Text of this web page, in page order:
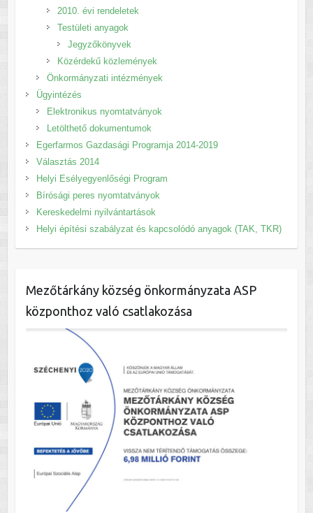
2010. évi rendeletek
Testületi anyagok
Jegyzőkönyvek
Közérdekű közlemények
Önkormányzati intézmények
Ügyintézés
Elektronikus nyomtatványok
Letölthető dokumentumok
Egerfarmos Gazdasági Programja 2014-2019
Választás 2014
Helyi Esélyegyenlőségi Program
Bírósági peres nyomtatványok
Kereskedelmi nyilvántartások
Helyi építési szabályzat és kapcsolódó anyagok (TAK, TKR)
Mezőtárkány község önkormányzata ASP
központhoz való csatlakozása